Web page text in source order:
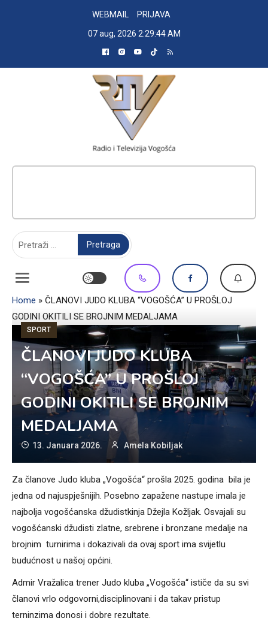
WEBMAIL
PRIJAVA
07 aug, 2026 2:29:45 AM
Home » ČLANOVI JUDO KLUBA “VOGOŠĆA” U PROŠLOJ
GODINI OKITILI SE BROJNIM MEDALJAMA
SPORT
ČLANOVI JUDO KLUBA
“VOGOŠĆA” U PROŠLOJ
GODINI OKITILI SE BROJNIM
MEDALJAMA
13. Januara 2026. Amela Kobiljak
Za članove Judo kluba „Vogošća“ prošla 2025. godina bila je
jedna od najuspješnijih. Posebno zapažene nastupe imala je
najbolja vogošćanska džudistkinja Džejla Kožljak. Osvajali su
vogošćanski džudisti zlatne, srebrene i bronzane medalje na
brojnim turnirima i dokazivali da ovaj sport ima svijetlu
budućnost u našoj općini.
Admir Vražalica trener Judo kluba „Vogošća“ ističe da su svi
članovi vrlo odgovorni,disciplinovani i da takav pristup
terninzima donosi i dobre rezultate.